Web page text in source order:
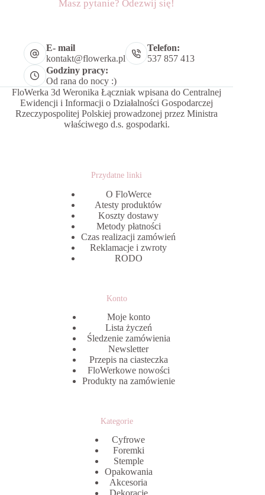
Masz pytanie? Odezwij się!
E- mail
kontakt@flowerka.pl
Telefon:
537 857 413
Godziny pracy:
Od rana do nocy :)
FloWerka 3d Weronika Łączniak wpisana do Centralnej
Ewidencji i Informacji o Działalności Gospodarczej
Rzeczypospolitej Polskiej prowadzonej przez Ministra
właściwego d.s. gospodarki.
Przydatne linki
O FloWerce
Atesty produktów
Koszty dostawy
Metody płatności
Czas realizacji zamówień
Reklamacje i zwroty
RODO
Konto
Moje konto
Lista życzeń
Śledzenie zamówienia
Newsletter
Przepis na ciasteczka
FloWerkowe nowości
Produkty na zamówienie
Kategorie
Cyfrowe
Foremki
Stemple
Opakowania
Akcesoria
Dekoracje